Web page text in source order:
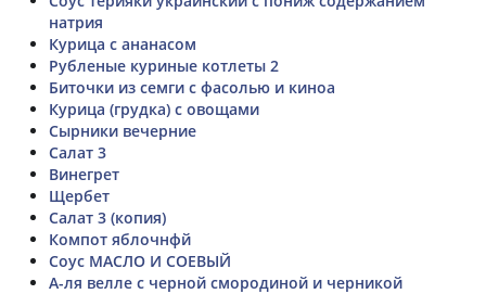
натрия
Курица с ананасом
Рубленые куриные котлеты 2
Биточки из семги с фасолью и киноа
Курица (грудка) с овощами
Сырники вечерние
Салат 3
Винегрет
Щербет
Салат 3 (копия)
Компот яблочнфй
Соус МАСЛО И СОЕВЫЙ
А-ля велле с черной смородиной и черникой